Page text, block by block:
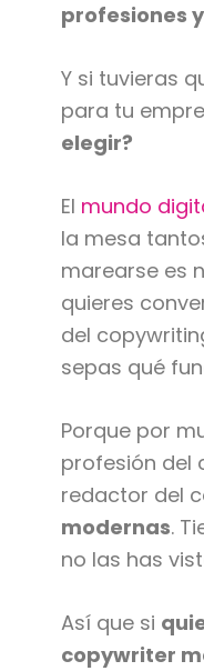
profesiones
Y si tuvieras
para tu
elegir?
El mundo
la mesa
marearse es
quieres
del
sepas qué
Porque por
profesión del
redactor del
modernas.
no las has
Así que si
copywriter